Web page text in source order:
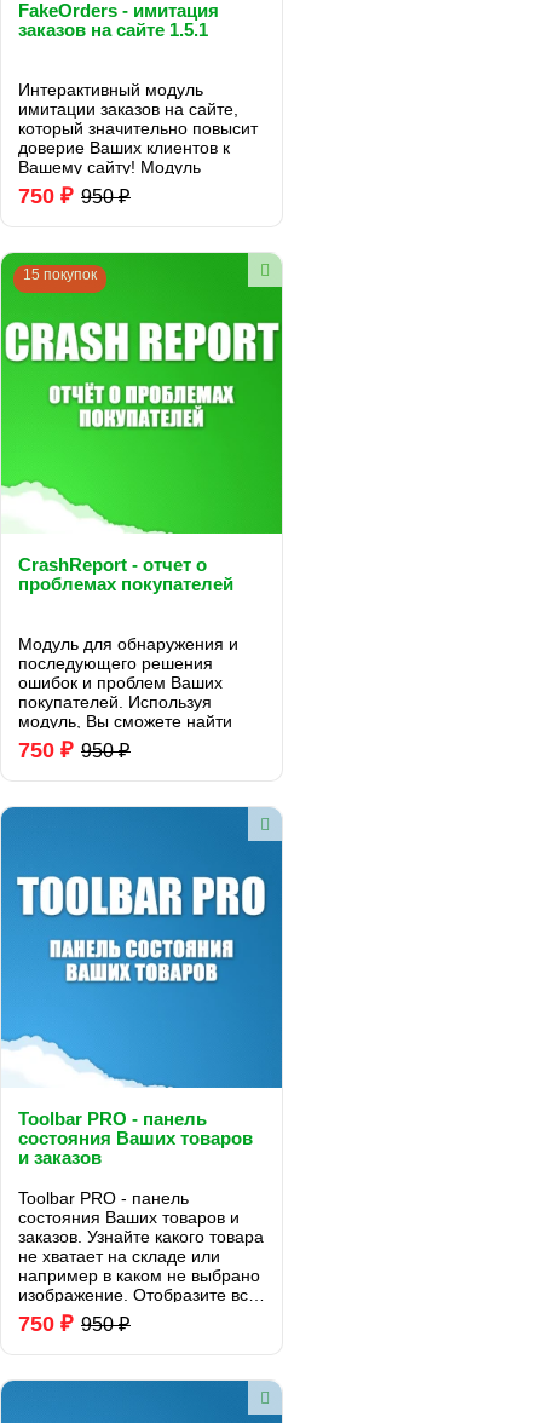
FakeOrders - имитация
заказов на сайте 1.5.1
Интерактивный модуль
имитации заказов на сайте,
который значительно повысит
доверие Ваших клиентов к
Вашему сайту! Модуль
повышает доверие Ваших
клиентов, путём имитации
момент совершаются заказы
на В..
750 ₽ 950 ₽
15 покупок
CrashReport - отчет о
проблемах покупателей
Модуль для обнаружения и
последующего решения
ошибок и проблем Ваших
покупателей. Используя
модуль, Вы сможете найти
проблемные места Вашего
сайта с которыми
750 ₽ 950 ₽
Toolbar PRO - панель
состояния Ваших товаров
и заказов
Toolbar PRO - панель
состояния Ваших товаров и
заказов. Узнайте какого товара
не хватает на складе или
например в каком не выбрано
изображение. Отобразите все
товары за вчерашний день,
если вдруг их пропустили..
750 ₽ 950 ₽